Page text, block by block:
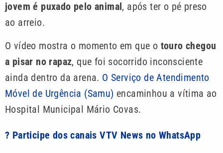
jovem é puxado pelo animal, após ter o pé preso
ao arreio.
O vídeo mostra o momento em que o touro chegou
a pisar no rapaz, que foi socorrido inconsciente
ainda dentro da arena. O Serviço de Atendimento
Móvel de Urgência (Samu) encaminhou a vítima ao
Hospital Municipal Mário Covas.
? Participe dos canais VTV News no WhatsApp